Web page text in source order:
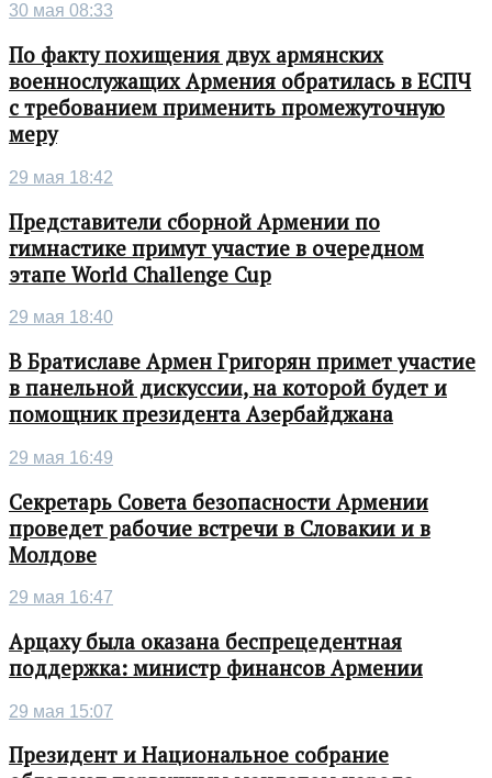
30 мая 08:33
По факту похищения двух армянских
военнослужащих Армения обратилась в ЕСПЧ
с требованием применить промежуточную
меру
29 мая 18:42
Представители сборной Армении по
гимнастике примут участие в очередном
этапе World Challenge Cup
29 мая 18:40
В Братиславе Армен Григорян примет участие
в панельной дискуссии, на которой будет и
помощник президента Азербайджана
29 мая 16:49
Секретарь Совета безопасности Армении
проведет рабочие встречи в Словакии и в
Молдове
29 мая 16:47
Арцаху была оказана беспрецедентная
поддержка: министр финансов Армении
29 мая 15:07
Президент и Национальное собрание